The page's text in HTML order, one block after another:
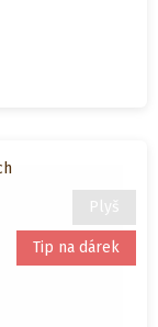
Plyš
Tip na dárek